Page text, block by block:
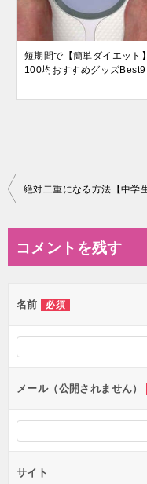
短期間で【簡単ダイエット】
100均おすすめグッズBest9
投
ビ
ー
シ
ョ
ン
コメントを残す
名前 必須
メール（公開されません）
サイト